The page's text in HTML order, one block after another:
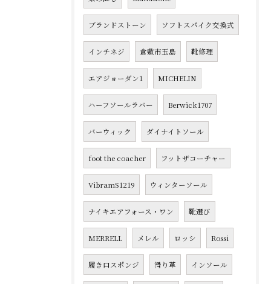
ブランドストーン ソフトスパイク交換式
インチネジ 倉敷市玉島 靴修理
エアジョーダン1 MICHELIN
ハーフソールラバー Berwick1707
バーウィック ダイナイトソール
foot the coacher フットザコーチャー
VibramS1219 ウィンターソール
ナイキエアフォース・ワン 靴選び
MERRELL メレル ロッシ Rossi
履き口スポンジ 滑り革 インソール